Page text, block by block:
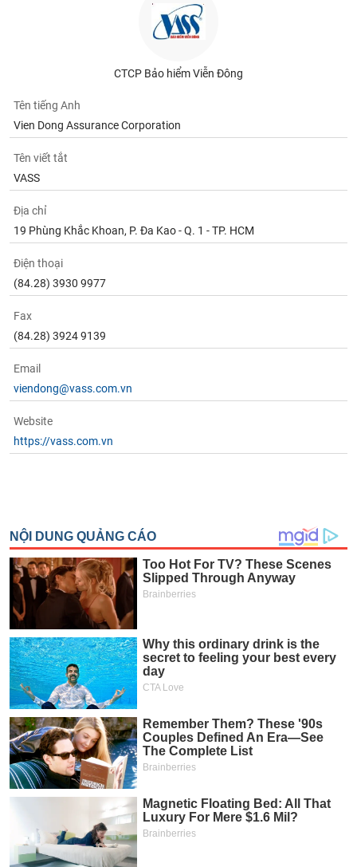
CTCP Bảo hiểm Viễn Đông
Tên tiếng Anh
Vien Dong Assurance Corporation
Tên viết tắt
VASS
Địa chỉ
19 Phùng Khắc Khoan, P. Đa Kao - Q. 1 - TP. HCM
Điện thoại
(84.28) 3930 9977
Fax
(84.28) 3924 9139
Email
viendong@vass.com.vn
Website
https://vass.com.vn